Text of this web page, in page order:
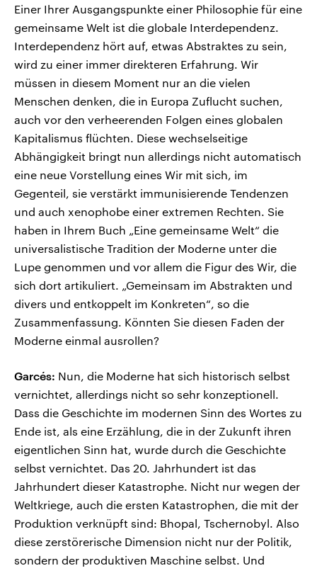
Einer Ihrer Ausgangspunkte einer Philosophie für eine
gemeinsame Welt ist die globale Interdependenz.
Interdependenz hört auf, etwas Abstraktes zu sein,
wird zu einer immer direkteren Erfahrung. Wir
müssen in diesem Moment nur an die vielen
Menschen denken, die in Europa Zuflucht suchen,
auch vor den verheerenden Folgen eines globalen
Kapitalismus flüchten. Diese wechselseitige
Abhängigkeit bringt nun allerdings nicht automatisch
eine neue Vorstellung eines Wir mit sich, im
Gegenteil, sie verstärkt immunisierende Tendenzen
und auch xenophobe einer extremen Rechten. Sie
haben in Ihrem Buch „Eine gemeinsame Welt“ die
universalistische Tradition der Moderne unter die
Lupe genommen und vor allem die Figur des Wir, die
sich dort artikuliert. „Gemeinsam im Abstrakten und
divers und entkoppelt im Konkreten“, so die
Zusammenfassung. Könnten Sie diesen Faden der
Moderne einmal ausrollen?
Garcés: Nun, die Moderne hat sich historisch selbst
vernichtet, allerdings nicht so sehr konzeptionell.
Dass die Geschichte im modernen Sinn des Wortes zu
Ende ist, als eine Erzählung, die in der Zukunft ihren
eigentlichen Sinn hat, wurde durch die Geschichte
selbst vernichtet. Das 20. Jahrhundert ist das
Jahrhundert dieser Katastrophe. Nicht nur wegen der
Weltkriege, auch die ersten Katastrophen, die mit der
Produktion verknüpft sind: Bhopal, Tschernobyl. Also
diese zerstörerische Dimension nicht nur der Politik,
sondern der produktiven Maschine selbst. Und